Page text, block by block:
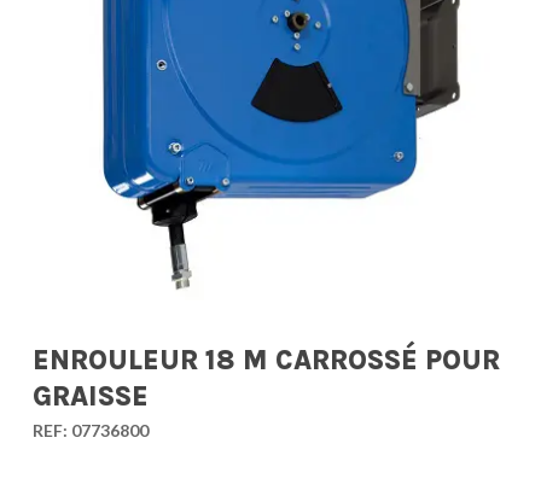
ENROULEUR 18 M CARROSSÉ POUR
GRAISSE
REF: 07736800